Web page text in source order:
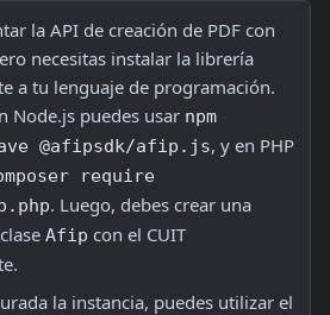
la API de creación de PDF con
necesitas instalar la librería
a tu lenguaje de programación.
Node.js puedes usar npm
@afipsdk/afip.js, y en PHP
require
. Luego, debes crear una
Afip con el CUIT
la instancia, puedes utilizar el